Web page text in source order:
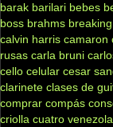
barak barilari bebes
boss brahms
calvin harris camaron
rusas carla bruni
cello celular cesar
clarinete clases de
comprar compás
criolla cuatro